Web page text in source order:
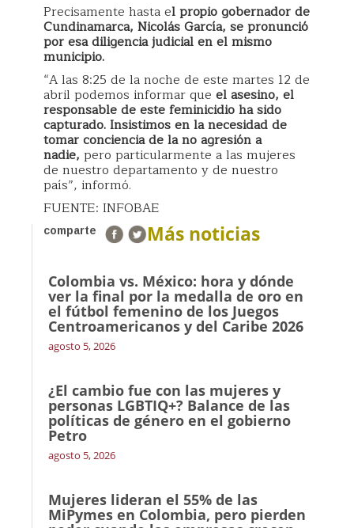
Precisamente hasta el propio gobernador de
Cundinamarca, Nicolás García, se pronunció
por esa diligencia judicial en el mismo
municipio.
“A las 8:25 de la noche de este martes 12 de
abril podemos informar que el asesino, el
responsable de este feminicidio ha sido
capturado. Insistimos en la necesidad de
tomar conciencia de la no agresión a
nadie, pero particularmente a las mujeres
de nuestro departamento y de nuestro
país”, informó.
FUENTE: INFOBAE
comparte Más noticias
Colombia vs. México: hora y dónde
ver la final por la medalla de oro en
el fútbol femenino de los Juegos
Centroamericanos y del Caribe 2026
agosto 5, 2026
¿El cambio fue con las mujeres y
personas LGBTIQ+? Balance de las
políticas de género en el gobierno
Petro
agosto 5, 2026
Mujeres lideran el 55% de las
MiPymes en Colombia, pero pierden